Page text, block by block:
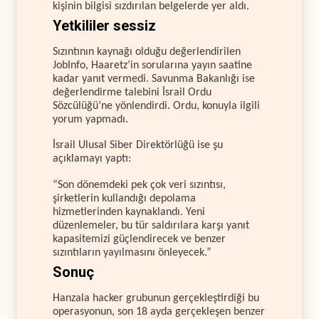
kişinin bilgisi sızdırılan belgelerde yer aldı.
Yetkililer sessiz
Sızıntının kaynağı olduğu değerlendirilen
JobInfo, Haaretz’in sorularına yayın saatine
kadar yanıt vermedi. Savunma Bakanlığı ise
değerlendirme talebini İsrail Ordu
Sözcülüğü’ne yönlendirdi. Ordu, konuyla ilgili
yorum yapmadı.
İsrail Ulusal Siber Direktörlüğü ise şu
açıklamayı yaptı:
“Son dönemdeki pek çok veri sızıntısı,
şirketlerin kullandığı depolama
hizmetlerinden kaynaklandı. Yeni
düzenlemeler, bu tür saldırılara karşı yanıt
kapasitemizi güçlendirecek ve benzer
sızıntıların yayılmasını önleyecek.”
Sonuç
Hanzala hacker grubunun gerçekleştirdiği bu
operasyonun, son 18 ayda gerçekleşen benzer